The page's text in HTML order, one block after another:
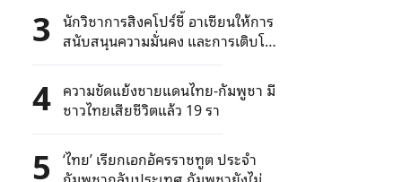
3 นักวิชาการสิงคโปร์ชี้ อาเซียนให้การ
สนับสนุนความมั่นคง และการเติบโต
ทางเศรษฐกิจทั่วโลก
4 ความขัดแย้งชายแดนไทย-กัมพูชา มี
ชาวไทยเสียชีวิตแล้ว 19 รา
5 ‘ไทย’ เรียกเอกอัครราชทูต ประจำ